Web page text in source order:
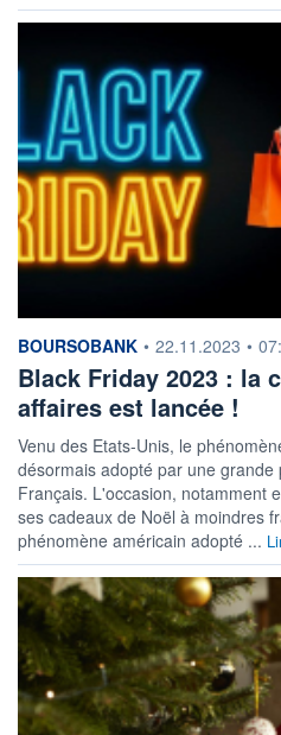
information fournie par
BOURSOBANK • 22.11.2023 •
Black Friday 2023 : la
affaires est lancée !
Venu des Etats-Unis, le
désormais adopté par une
Français. L'occasion, notamment
ses cadeaux de Noël à moindres
phénomène américain adopté ...